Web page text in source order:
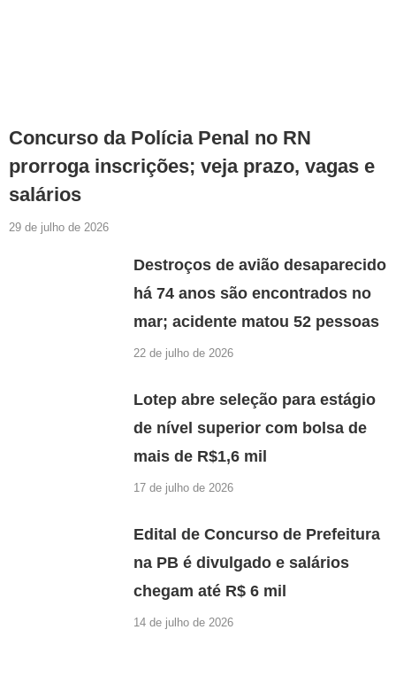
Concurso da Polícia Penal no RN
prorroga inscrições; veja prazo, vagas e
salários
29 de julho de 2026
Destroços de avião desaparecido
há 74 anos são encontrados no
mar; acidente matou 52 pessoas
22 de julho de 2026
Lotep abre seleção para estágio
de nível superior com bolsa de
mais de R$1,6 mil
17 de julho de 2026
Edital de Concurso de Prefeitura
na PB é divulgado e salários
chegam até R$ 6 mil
14 de julho de 2026